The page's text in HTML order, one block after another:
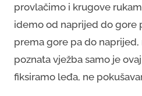
provlačimo i krugove
idemo od naprijed do gore
prema gore pa do naprijed,
poznata vježba samo je
fiksiramo leđa, ne